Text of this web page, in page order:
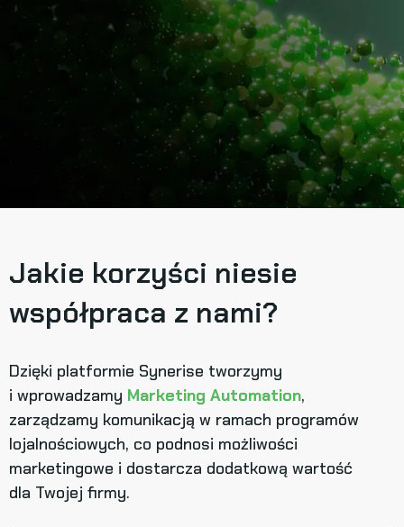
Jakie korzyści niesie
współpraca z nami?
Dzięki platformie Synerise tworzymy
i wprowadzamy Marketing Automation,
zarządzamy komunikacją w ramach programów
lojalnościowych, co podnosi możliwości
marketingowe i dostarcza dodatkową wartość
dla Twojej firmy.